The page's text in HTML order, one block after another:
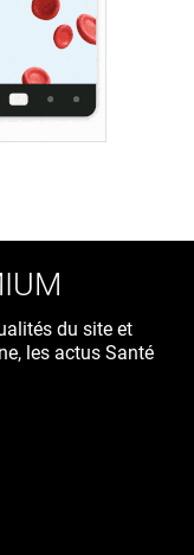
du site et
les actus Santé